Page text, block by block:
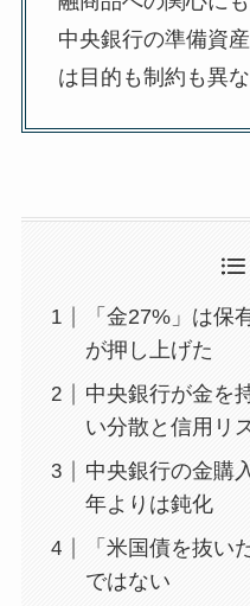
中央銀行の準備資
は目的も制約も異な
「金27%」は保
が押し上げた
中央銀行が金を
い分散と信用リ
中央銀行の金購
年よりは鈍化
「米国債を抜い
ではない